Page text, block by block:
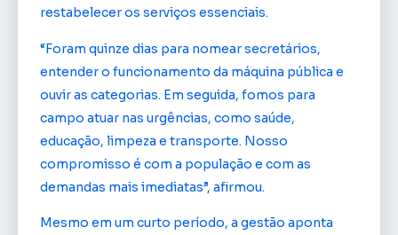
restabelecer os serviços essenciais.
“Foram quinze dias para nomear secretários,
entender o funcionamento da máquina pública e
ouvir as categorias. Em seguida, fomos para
campo atuar nas urgências, como saúde,
educação, limpeza e transporte. Nosso
compromisso é com a população e com as
demandas mais imediatas”, afirmou.
Mesmo em um curto período, a gestão aponta